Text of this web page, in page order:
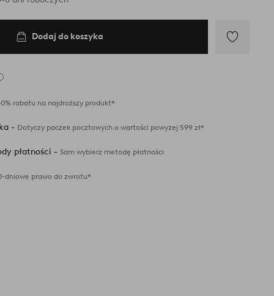
Dodaj do koszyka
rabatu na najdroższy produkt*
- Dotyczy paczek pocztowych o wartości powyżej 599 zł*
płatności -Sam wybierz metodę płatności
dniowe prawo do zwrotu*